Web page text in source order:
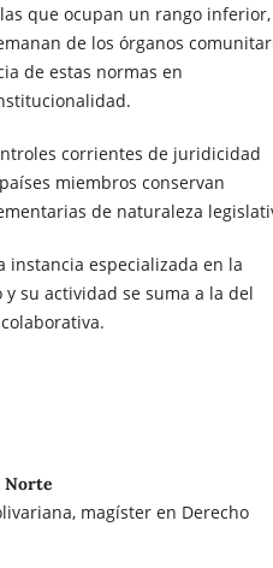
que ocupan un rango inferior,
de los órganos
de estas normas en
corrientes de juridicidad
miembros conservan
de naturaleza
instancia especializada en la
su actividad se suma a la del
Norte
magíster en Derecho